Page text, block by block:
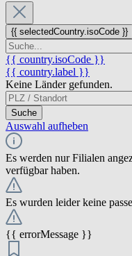
{{ selectedCountry.isoCode }}
{{ country.isoCode }}
{{ country.label }}
Keine Länder gefunden.
Suche
Auswahl aufheben
Es werden nur Filialen
verfügbar haben.
Es wurden leider keine
{{ errorMessage }}